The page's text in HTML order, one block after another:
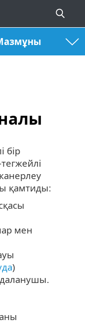
бір
қамтиды:
мен
)